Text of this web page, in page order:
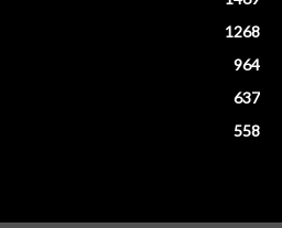
1268
964
637
558